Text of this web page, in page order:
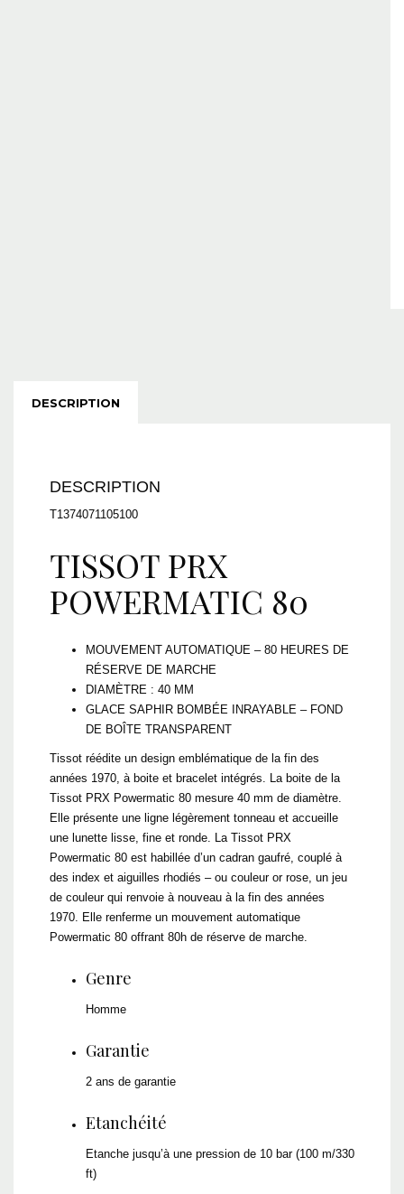
DESCRIPTION
DESCRIPTION
T1374071105100
TISSOT PRX
POWERMATIC 80
MOUVEMENT AUTOMATIQUE – 80 HEURES DE
RÉSERVE DE MARCHE
DIAMÈTRE : 40 MM
GLACE SAPHIR BOMBÉE INRAYABLE – FOND
DE BOÎTE TRANSPARENT
Tissot réédite un design emblématique de la fin des
années 1970, à boite et bracelet intégrés. La boite de la
Tissot PRX Powermatic 80 mesure 40 mm de diamètre.
Elle présente une ligne légèrement tonneau et accueille
une lunette lisse, fine et ronde. La Tissot PRX
Powermatic 80 est habillée d’un cadran gaufré, couplé à
des index et aiguilles rhodiés – ou couleur or rose, un jeu
de couleur qui renvoie à nouveau à la fin des années
1970. Elle renferme un mouvement automatique
Powermatic 80 offrant 80h de réserve de marche.
Genre
Homme
Garantie
2 ans de garantie
Etanchéité
Etanche jusqu’à une pression de 10 bar (100 m/330
ft)